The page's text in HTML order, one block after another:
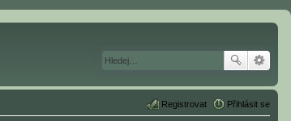
Přihlásit se
Registrovat